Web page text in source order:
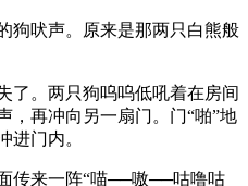
狗吠声。原来是那两只白熊般
了。两只狗呜呜低吼着在房间
，再冲向另一扇门。门“啪”地
进门内。
传来一阵“喵──嗷──咕噜咕